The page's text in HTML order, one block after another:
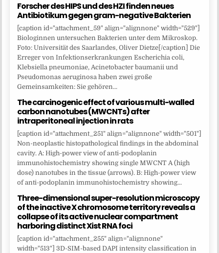
Forscher des HIPS und des HZI finden neues
Antibiotikum gegen gram-negative Bakterien
[caption id="attachment_59" align="alignnone" width="529"]
Biologinnen untersuchen Bakterien unter dem Mikroskop.
Foto: Universität des Saarlandes, Oliver Dietze[/caption] Die
Erreger von Infektionserkrankungen Escherichia coli,
Klebsiella pneumoniae, Acinetobacter baumanii und
Pseudomonas aeruginosa haben zwei große
Gemeinsamkeiten: Sie gehören...
The carcinogenic effect of various multi-walled
carbon nanotubes (MWCNTs) after
intraperitoneal injection in rats
[caption id="attachment_251" align="alignnone" width="501"]
Non-neoplastic histopathological findings in the abdominal
cavity. A: High-power view of anti-podoplanin
immunohistochemistry showing single MWCNT A (high
dose) nanotubes in the tissue (arrows). B: High-power view
of anti-podoplanin immunohistochemistry showing...
Three-dimensional super-resolution microscopy
of the inactive X chromosome territory reveals a
collapse of its active nuclear compartment
harboring distinct Xist RNA foci
[caption id="attachment_255" align="alignnone"
width="513"] 3D-SIM-based DAPI intensity classification in